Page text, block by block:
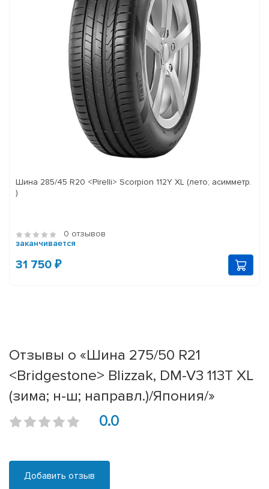
Шина 285/45 R20 <Pirelli> Scorpion 112Y XL (лето; асимметр.
)
0 отзывов
заканчивается
31 750 ₽
Отзывы о «Шина 275/50 R21
<Bridgestone> Blizzak, DM-V3 113T XL
(зима; н-ш; направл.)/Япония/»
0.0
Добавить отзыв